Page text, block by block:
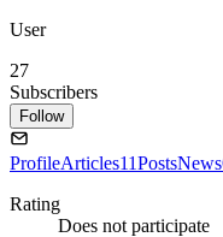
User
27
Subscribers
Follow
ProfileArticles11PostsNews
Rating
Does not participate